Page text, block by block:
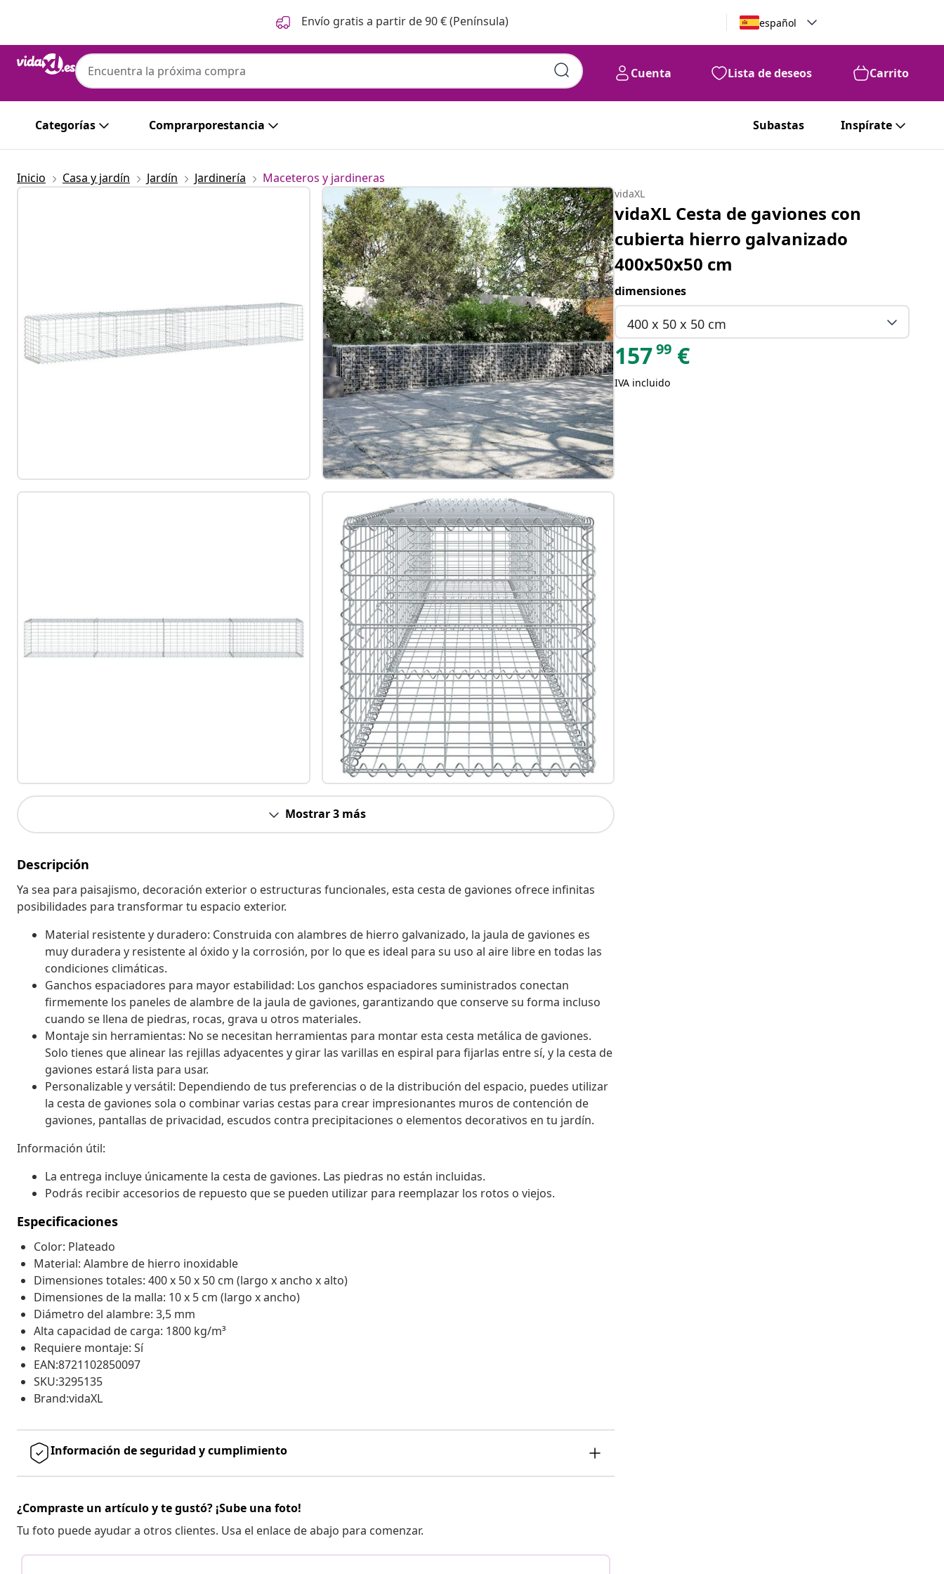
Envío gratis a partir de 90 € (Península) español
Cuenta Lista de deseos Carrito
Categorías Comprarporestancia Subastas Inspírate
Inicio Casa y jardín Jardín Jardinería Maceteros y jardineras
Mostrar 3 más
Descripción
Ya sea para paisajismo, decoración exterior o estructuras funcionales, esta cesta de gaviones ofrece infinitas
posibilidades para transformar tu espacio exterior.
Material resistente y duradero: Construida con alambres de hierro galvanizado, la jaula de gaviones es
muy duradera y resistente al óxido y la corrosión, por lo que es ideal para su uso al aire libre en todas las
condiciones climáticas.
Ganchos espaciadores para mayor estabilidad: Los ganchos espaciadores suministrados conectan
firmemente los paneles de alambre de la jaula de gaviones, garantizando que conserve su forma incluso
cuando se llena de piedras, rocas, grava u otros materiales.
Montaje sin herramientas: No se necesitan herramientas para montar esta cesta metálica de gaviones.
Solo tienes que alinear las rejillas adyacentes y girar las varillas en espiral para fijarlas entre sí, y la cesta de
gaviones estará lista para usar.
Personalizable y versátil: Dependiendo de tus preferencias o de la distribución del espacio, puedes utilizar
la cesta de gaviones sola o combinar varias cestas para crear impresionantes muros de contención de
gaviones, pantallas de privacidad, escudos contra precipitaciones o elementos decorativos en tu jardín.
Información útil:
La entrega incluye únicamente la cesta de gaviones. Las piedras no están incluidas.
Podrás recibir accesorios de repuesto que se pueden utilizar para reemplazar los rotos o viejos.
Especificaciones
Color: Plateado
Material: Alambre de hierro inoxidable
Dimensiones totales: 400 x 50 x 50 cm (largo x ancho x alto)
Dimensiones de la malla: 10 x 5 cm (largo x ancho)
Diámetro del alambre: 3,5 mm
Alta capacidad de carga: 1800 kg/m³
Requiere montaje: Sí
EAN:8721102850097
SKU:3295135
Brand:vidaXL
Información de seguridad y cumplimiento
¿Compraste un artículo y te gustó? ¡Sube una foto!
Tu foto puede ayudar a otros clientes. Usa el enlace de abajo para comenzar.
vidaXL
vidaXL Cesta de gaviones con
cubierta hierro galvanizado
400x50x50 cm
dimensiones
400 x 50 x 50 cm
15799 €
IVA incluido